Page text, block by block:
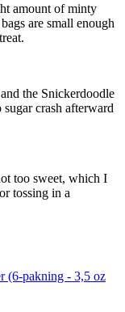
amount of minty
are small enough
the Snickerdoodle
crash afterward
too sweet, which I
tossing in a